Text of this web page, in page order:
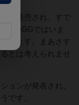
に発売され、すで
がBGGではいま
ります。まあさす
とは考えられませ
ョンが発表され、
です。